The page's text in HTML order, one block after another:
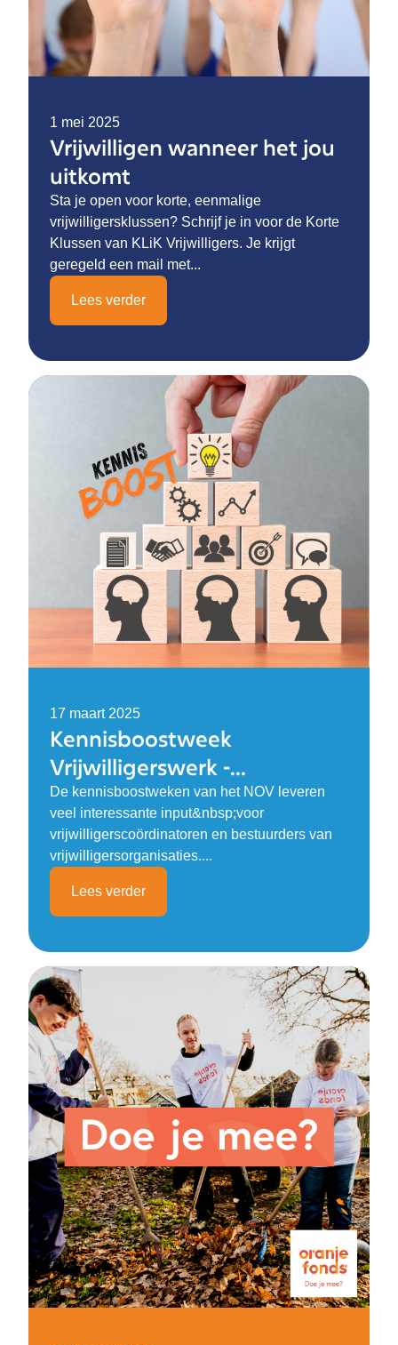
1 mei 2025
Vrijwilligen wanneer het jou
uitkomt
Sta je open voor korte, eenmalige
vrijwilligersklussen? Schrijf je in voor de Korte
Klussen van KLiK Vrijwilligers. Je krijgt
geregeld een mail met...
Lees verder
17 maart 2025
Kennisboostweek
Vrijwilligerswerk -
terugkijken
De kennisboostweken van het NOV leveren
veel interessante input&nbsp;voor
vrijwilligerscoördinatoren en bestuurders van
vrijwilligersorganisaties....
Lees verder